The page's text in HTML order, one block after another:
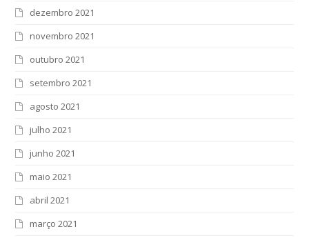
dezembro 2021
novembro 2021
outubro 2021
setembro 2021
agosto 2021
julho 2021
junho 2021
maio 2021
abril 2021
março 2021